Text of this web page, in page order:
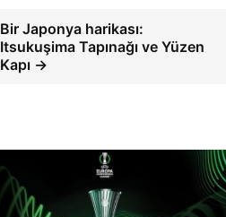
Bir Japonya harikası:
Itsukuşima Tapınağı ve Yüzen
Kapı →